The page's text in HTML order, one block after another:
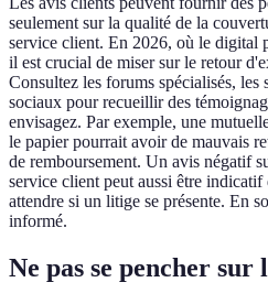
seulement sur la qualité de la
service client. En 2026, où le digital
il est crucial de miser sur le retour
Consultez les forums spécialisés, les
sociaux pour recueillir des
envisagez. Par exemple, une
le papier pourrait avoir de mauvais
de remboursement. Un avis négatif
service client peut aussi être
attendre si un litige se présente. En
informé.
Ne pas se pencher sur